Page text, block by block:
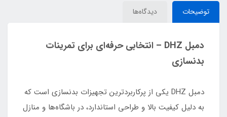
توضیحات دیدگاه‌ها
دمبل DHZ – انتخابی حرفه‌ای برای تمرینات
بدنسازی
دمبل DHZ یکی از پرکاربردترین تجهیزات بدنسازی است که
به دلیل کیفیت بالا و طراحی استاندارد، در باشگاه‌ها و منازل